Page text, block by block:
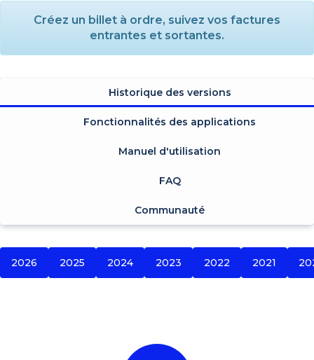
Créez un billet à ordre, suivez vos factures
entrantes et sortantes.
Historique des versions
Fonctionnalités des applications
Manuel d'utilisation
FAQ
Communauté
2026 2025 2024 2023 2022 2021